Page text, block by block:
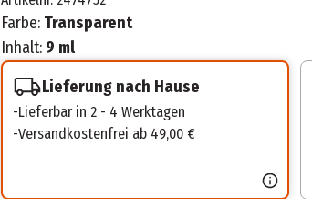
Farbe: Transparent
Inhalt: 9 ml
Lieferung nach Hause
Lieferbar in 2 - 4 Werktagen
Versandkostenfrei ab 49,00 €